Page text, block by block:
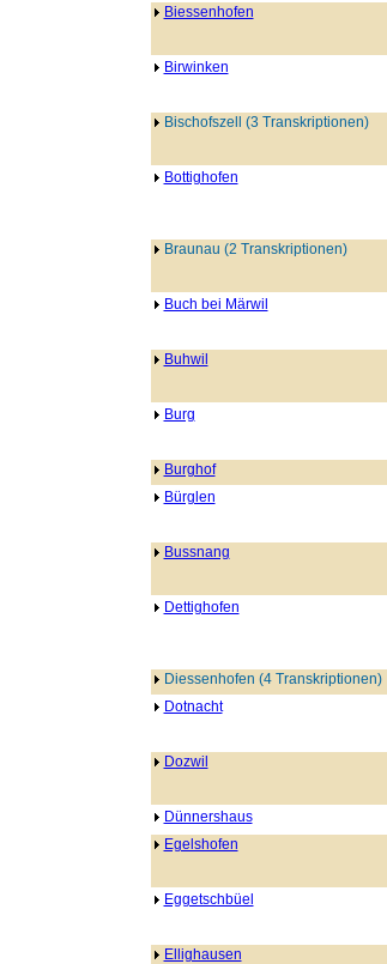
Biessenhofen
Birwinken
Bischofszell (3 Transkriptionen)
Bottighofen
Braunau (2 Transkriptionen)
Buch bei Märwil
Buhwil
Burg
Burghof
Bürglen
Bussnang
Dettighofen
Diessenhofen (4 Transkriptionen)
Dotnacht
Dozwil
Dünnershaus
Egelshofen
Eggetschbüel
Ellighausen